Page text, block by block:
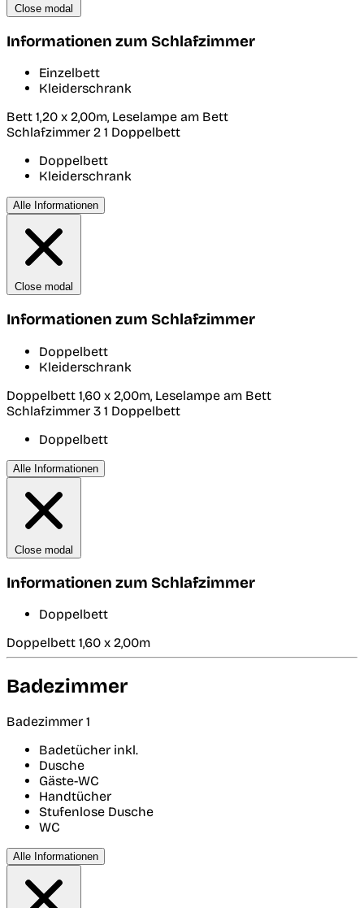
Close modal
Informationen zum Schlafzimmer
Einzelbett
Kleiderschrank
Bett 1,20 x 2,00m, Leselampe am Bett
Schlafzimmer 2 1 Doppelbett
Doppelbett
Kleiderschrank
Alle Informationen
Close modal
Informationen zum Schlafzimmer
Doppelbett
Kleiderschrank
Doppelbett 1,60 x 2,00m, Leselampe am Bett
Schlafzimmer 3 1 Doppelbett
Doppelbett
Alle Informationen
Close modal
Informationen zum Schlafzimmer
Doppelbett
Doppelbett 1,60 x 2,00m
Badezimmer
Badezimmer 1
Badetücher inkl.
Dusche
Gäste-WC
Handtücher
Stufenlose Dusche
WC
Alle Informationen